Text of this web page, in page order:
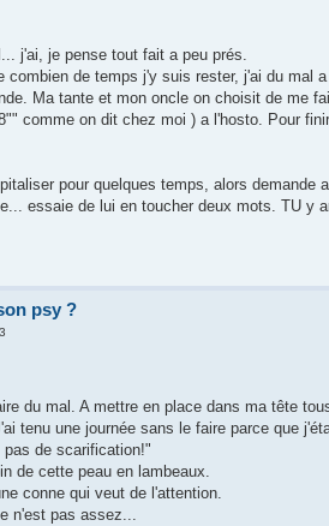
j'ai, je pense tout fait a peu prés.
de temps j'y suis rester, j'ai du mal
Ma tante et mon oncle on choisit de me
comme on dit chez moi ) a l'hosto. Pour
pour quelques temps, alors demande
essaie de lui en toucher deux mots. TU y
psy ?
du mal. A mettre en place dans ma tête
tenu une journée sans le faire parce que
de scarification!"
de cette peau en lambeaux.
conne qui veut de l'attention.
n'est pas assez...